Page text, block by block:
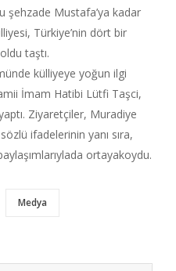
şehzade Mustafa’ya kadar
Türkiye’nin dört bir
taştı.
külliyeye yoğun ilgi
İmam Hatibi Lütfi Taşci,
Ziyaretçiler, Muradiye
ifadelerinin yanı sıra,
ortayakoydu.
Medya